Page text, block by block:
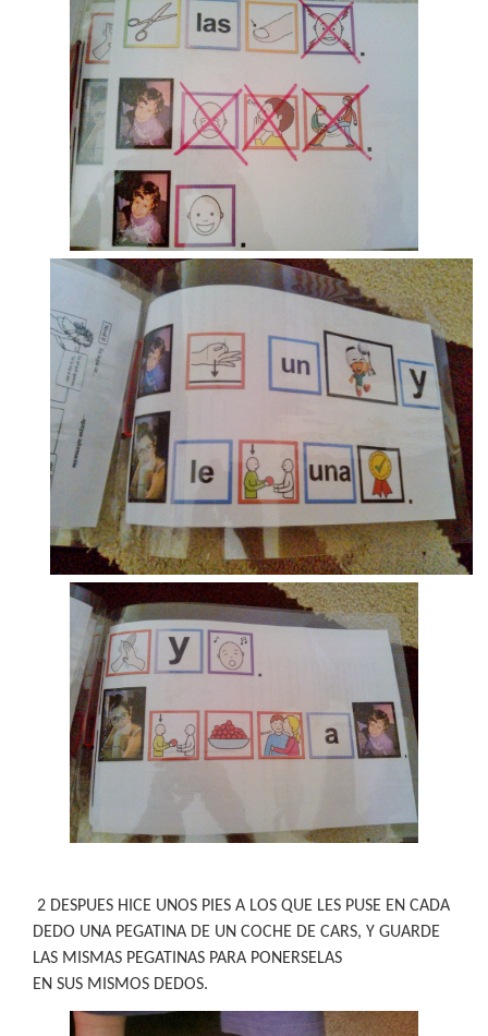
2 DESPUES HICE UNOS PIES A LOS QUE LES PUSE EN CADA
DEDO UNA PEGATINA DE UN COCHE DE CARS, Y GUARDE
LAS MISMAS PEGATINAS PARA PONERSELAS
EN SUS MISMOS DEDOS.